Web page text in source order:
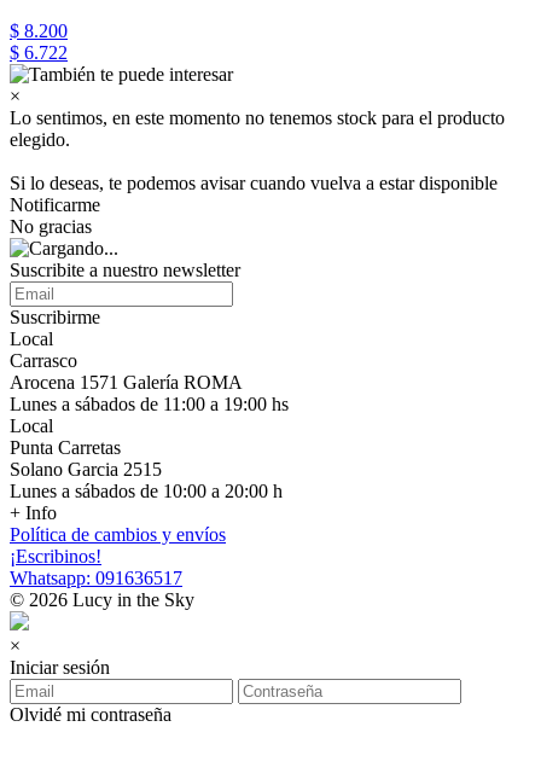
$ 8.200
$ 6.722
×
Lo sentimos, en este momento no tenemos stock para el producto
elegido.
Si lo deseas, te podemos avisar cuando vuelva a estar disponible
Notificarme
No gracias
Suscribite a nuestro newsletter
Suscribirme
Local
Carrasco
Arocena 1571 Galería ROMA
Lunes a sábados de 11:00 a 19:00 hs
Local
Punta Carretas
Solano Garcia 2515
Lunes a sábados de 10:00 a 20:00 h
+ Info
Política de cambios y envíos
¡Escribinos!
Whatsapp: 091636517
© 2026 Lucy in the Sky
×
Iniciar sesión
Olvidé mi contraseña